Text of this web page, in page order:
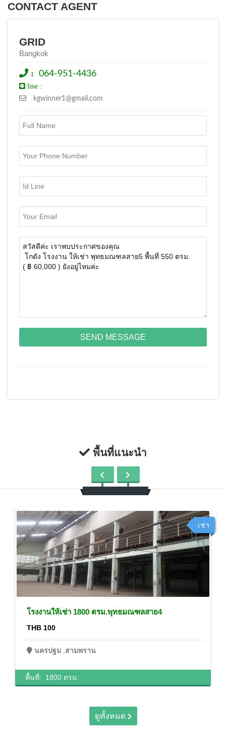
CONTACT AGENT
GRID
Bangkok
: 064-951-4436
line :
kgwinner1@gmail.com
SEND MESSAGE
พื้นที่แนะนำ
เช่า
โรงงานให้เช่า 1800 ตรม.พุทธมณฑลสาย4
THB 100
นครปฐม สามพราน
พื้นที่: 1800 ตรม.
ดูทั้งหมด